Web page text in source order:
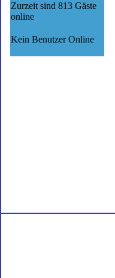
Zurzeit sind 813 Gäste
online
Kein Benutzer Online